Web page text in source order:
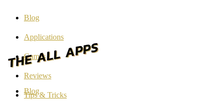
Blog
Applications
Games
Reviews
Tips & Tricks
Blog